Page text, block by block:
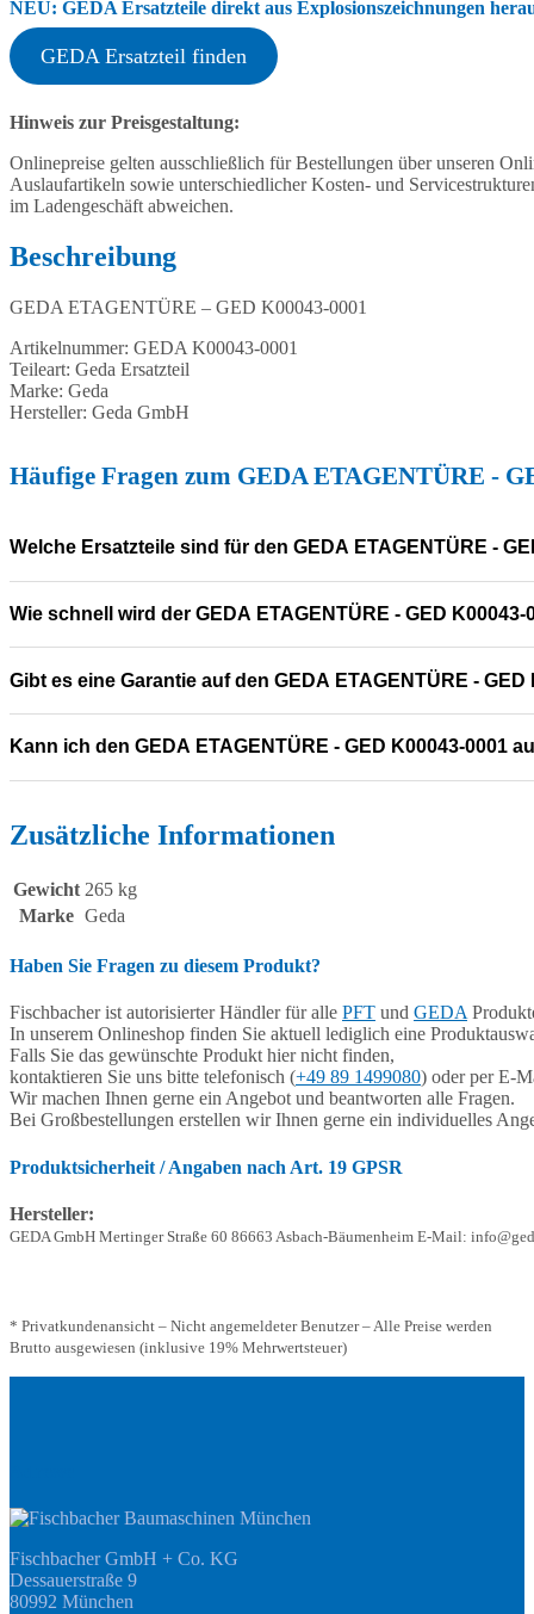
NEU: GEDA Ersatzteile direkt aus Explosionszeichnungen
GEDA Ersatzteil finden
Hinweis zur Preisgestaltung:
Onlinepreise gelten ausschließlich für Bestellungen über unseren
Auslaufartikeln sowie unterschiedlicher Kosten- und
im Ladengeschäft abweichen.
Beschreibung
GEDA ETAGENTÜRE – GED K00043-0001
Artikelnummer: GEDA K00043-0001
Teileart: Geda Ersatzteil
Marke: Geda
Hersteller: Geda GmbH
Häufige Fragen zum GEDA ETAGENTÜRE -
Welche Ersatzteile sind für den GEDA ETAGENTÜRE -
Wie schnell wird der GEDA ETAGENTÜRE - GED K00043-
Gibt es eine Garantie auf den GEDA ETAGENTÜRE - GED
Kann ich den GEDA ETAGENTÜRE - GED K00043-0001
Zusätzliche Informationen
Gewicht 265 kg
Marke Geda
Haben Sie Fragen zu diesem Produkt?
Fischbacher ist autorisierter Händler für alle PFT und GEDA
In unserem Onlineshop finden Sie aktuell lediglich eine
Falls Sie das gewünschte Produkt hier nicht finden,
kontaktieren Sie uns bitte telefonisch (+49 89 1499080) oder per E-
Wir machen Ihnen gerne ein Angebot und beantworten alle Fragen.
Bei Großbestellungen erstellen wir Ihnen gerne ein individuelles
Produktsicherheit / Angaben nach Art. 19 GPSR
Hersteller:
GEDA GmbH Mertinger Straße 60 86663 Asbach-Bäumenheim E-Mail:
* Privatkundenansicht – Nicht angemeldeter Benutzer – Alle Preise werden
Brutto ausgewiesen (inklusive 19% Mehrwertsteuer)
Fischbacher GmbH + Co. KG
Dessauerstraße 9
80992 München